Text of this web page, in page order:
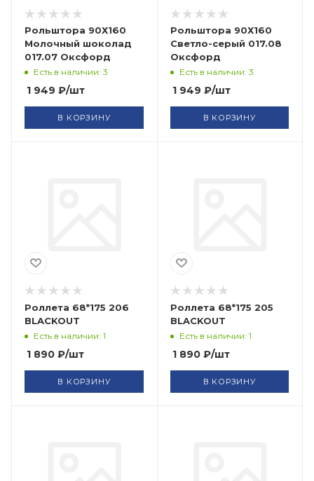
Рольштора 90Х160
Молочный шоколад
017.07 Оксфорд
Есть в наличии: 3
1 949 ₽/шт
В КОРЗИНУ
Рольштора 90Х160
Светло-серый 017.08
Оксфорд
Есть в наличии: 3
1 949 ₽/шт
В КОРЗИНУ
Роллета 68*175 206
BLACKOUT
Есть в наличии: 1
1 890 ₽/шт
В КОРЗИНУ
Роллета 68*175 205
BLACKOUT
Есть в наличии: 1
1 890₽/шт
В КОРЗИНУ